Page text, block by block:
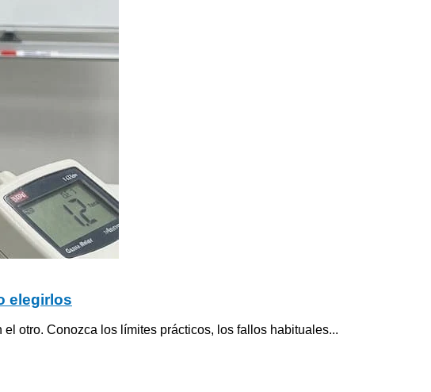
elegirlos
otro. Conozca los límites prácticos, los fallos habituales...